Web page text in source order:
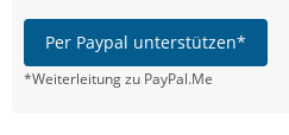
Per Paypal unterstützen*
*Weiterleitung zu PayPal.Me